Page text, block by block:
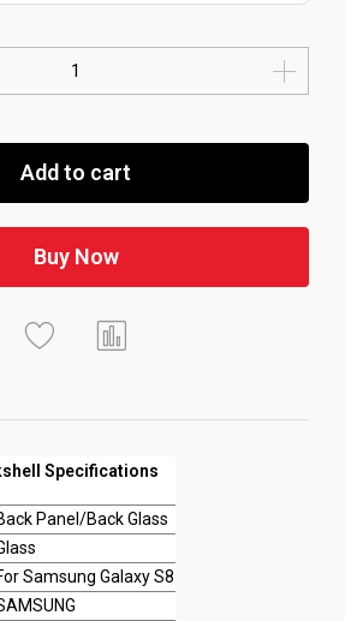
Specifications
Panel/Back Glass
Samsung Galaxy S8
Add to cart
Buy Now